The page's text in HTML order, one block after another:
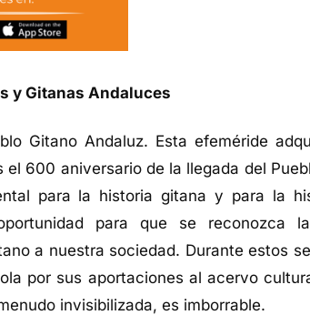
y Gitanas Andaluces
Gitano Andaluz. Esta efeméride
600 aniversario de la llegada del
para la historia gitana y para la
para que se reconozca
a nuestra sociedad. Durante estos
por sus aportaciones al acervo
invisibilizada, es imborrable.